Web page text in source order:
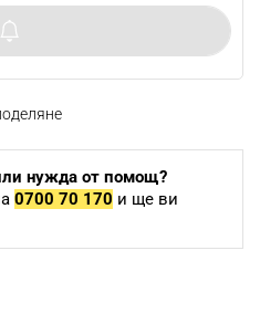
нужда от помощ?
0700 70 170 и ще ви